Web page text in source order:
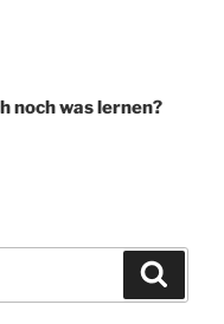
noch was lernen?